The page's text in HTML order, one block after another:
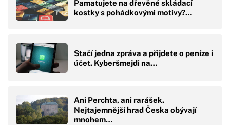
Pamatujete na dřevěné skládací
kostky s pohádkovými motivy?…
Stačí jedna zpráva a přijdete o peníze i
účet. Kyberšmejdi na…
Ani Perchta, ani rarášek.
Nejtajemnější hrad Česka obývají
mnohem…